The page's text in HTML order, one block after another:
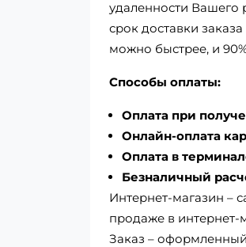
удаленности Вашего
срок доставки
можно быстрее, и
Способы оплаты:
Оплата при
Онлайн-оплата
Оплата в
Безналичный
Интернет-магазин –
продаже в интернет-
Заказ –